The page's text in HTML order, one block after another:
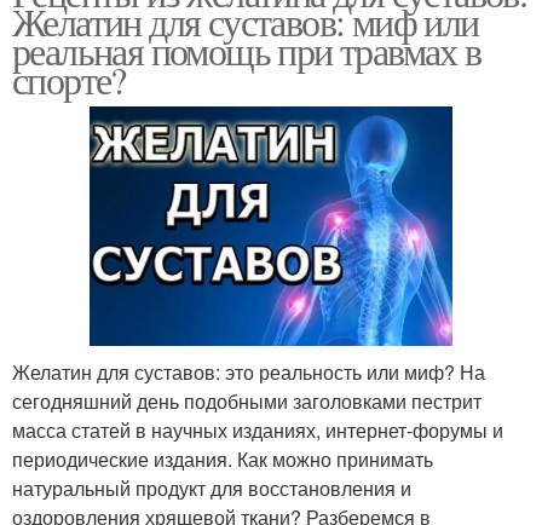
Желатин для суставов: миф или
реальная помощь при травмах в
спорте?
Желатин для суставов: это реальность или миф? На
сегодняшний день подобными заголовками пестрит
масса статей в научных изданиях, интернет-форумы и
периодические издания. Как можно принимать
натуральный продукт для восстановления и
оздоровления хрящевой ткани? Разберемся в